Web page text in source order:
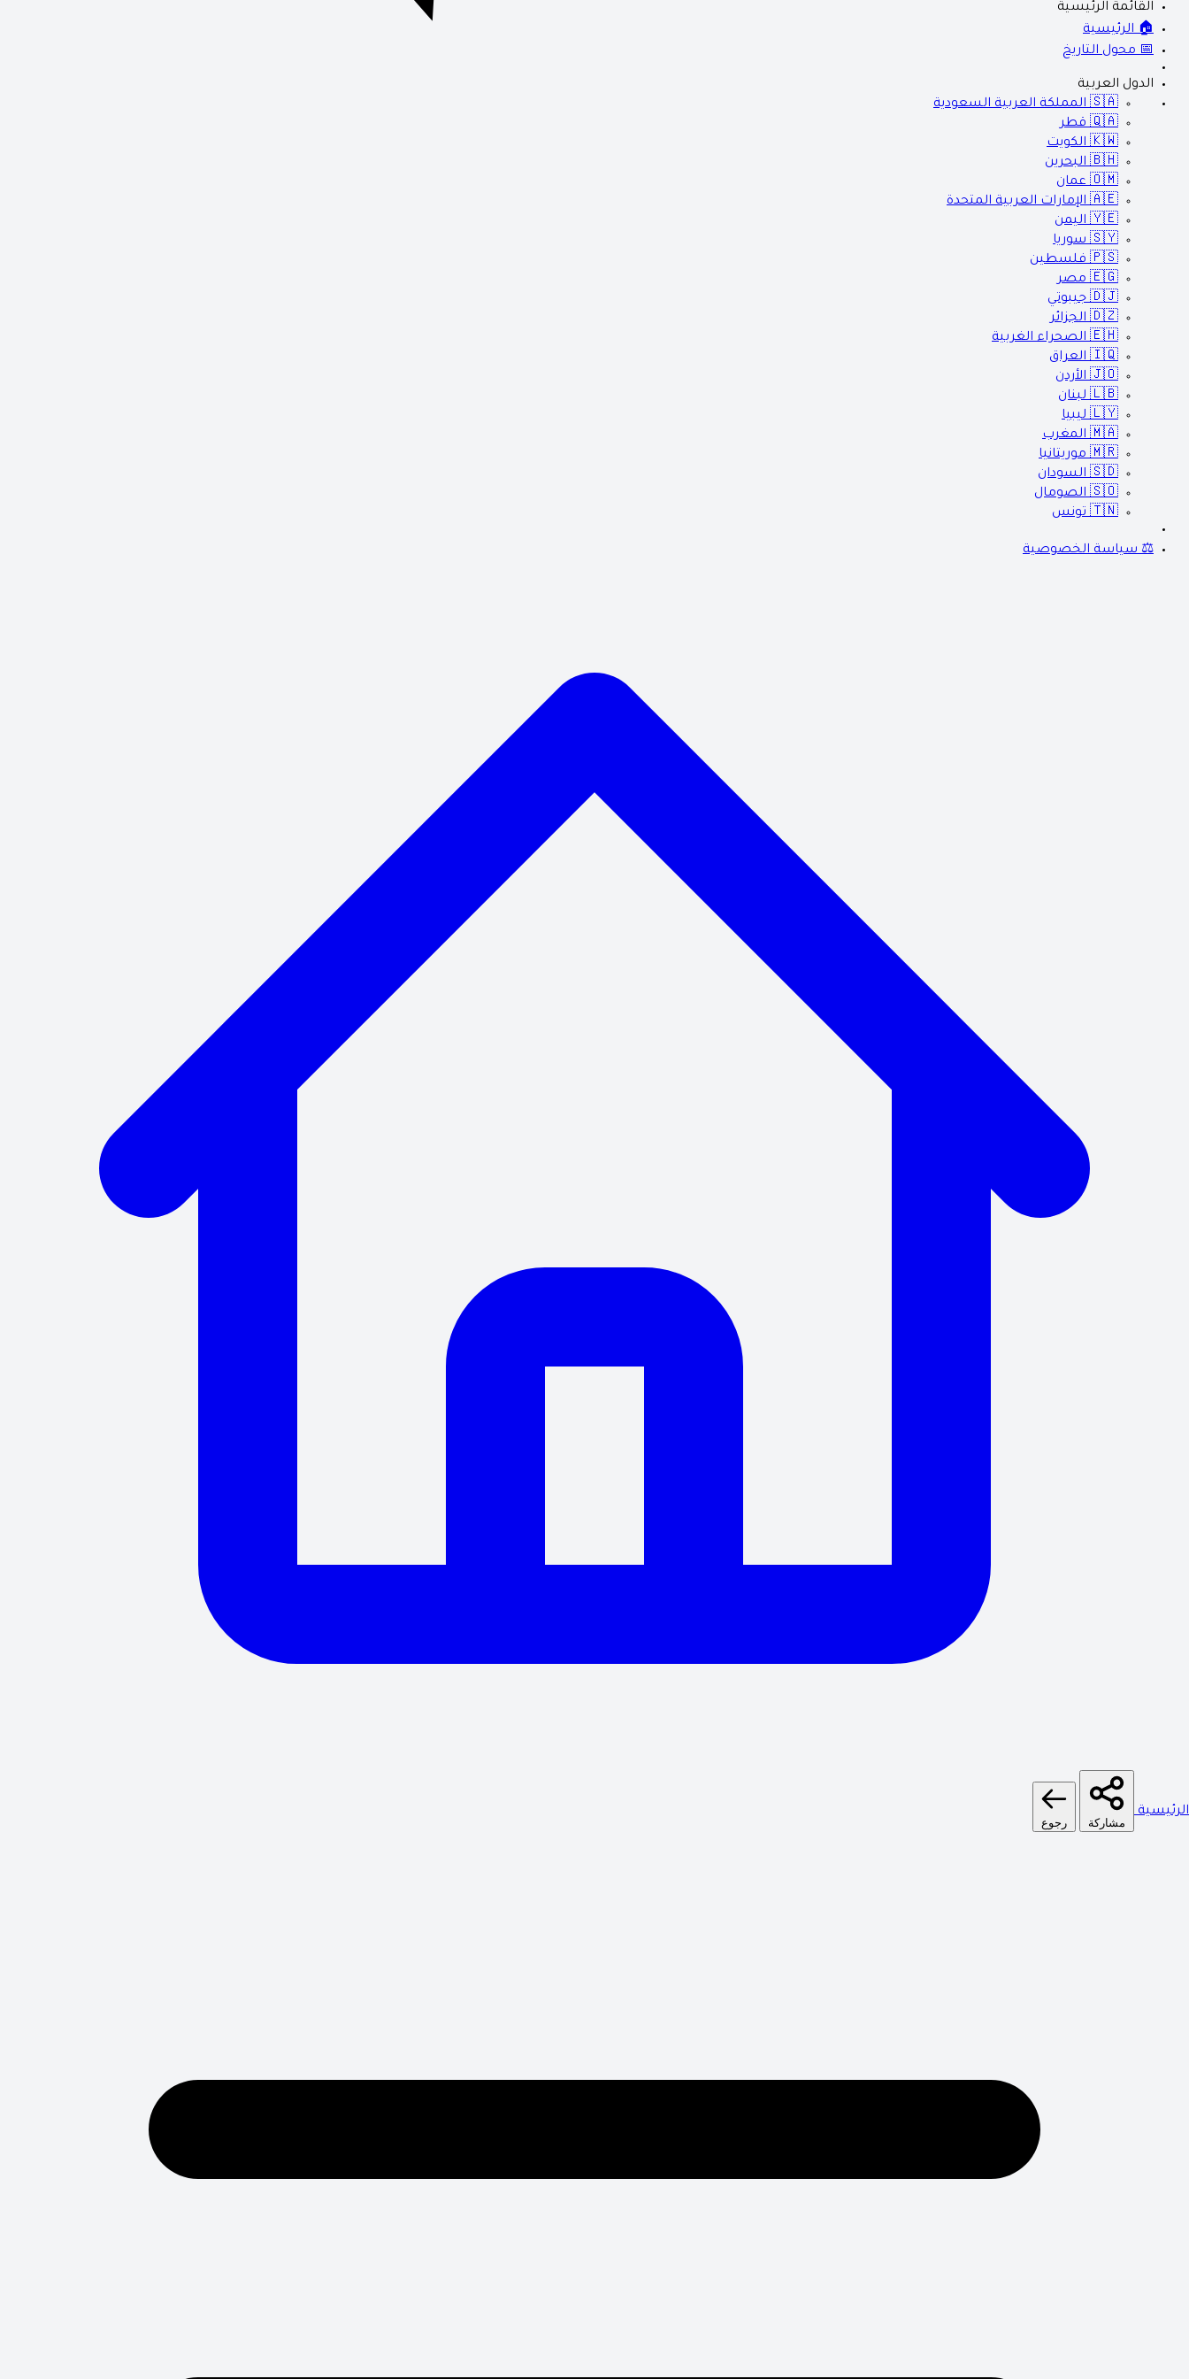
القائمة الرئيسية
🏠 الرئيسية
📅 محول التاريخ
الدول العربية
🇸🇦 المملكة العربية السعودية
🇶🇦 قطر
🇰🇼 الكويت
🇧🇭 البحرين
🇴🇲 عمان
🇦🇪 الإمارات العربية المتحدة
🇾🇪 اليمن
🇸🇾 سوريا
🇵🇸 فلسطين
🇪🇬 مصر
🇩🇯 جيبوتي
🇩🇿 الجزائر
🇪🇭 الصحراء الغربية
🇮🇶 العراق
🇯🇴 الأردن
🇱🇧 لبنان
🇱🇾 ليبيا
🇲🇦 المغرب
🇲🇷 موريتانيا
🇸🇩 السودان
🇸🇴 الصومال
🇹🇳 تونس
⚖️ سياسة الخصوصية
الرئيسية
مشاركة رجوع